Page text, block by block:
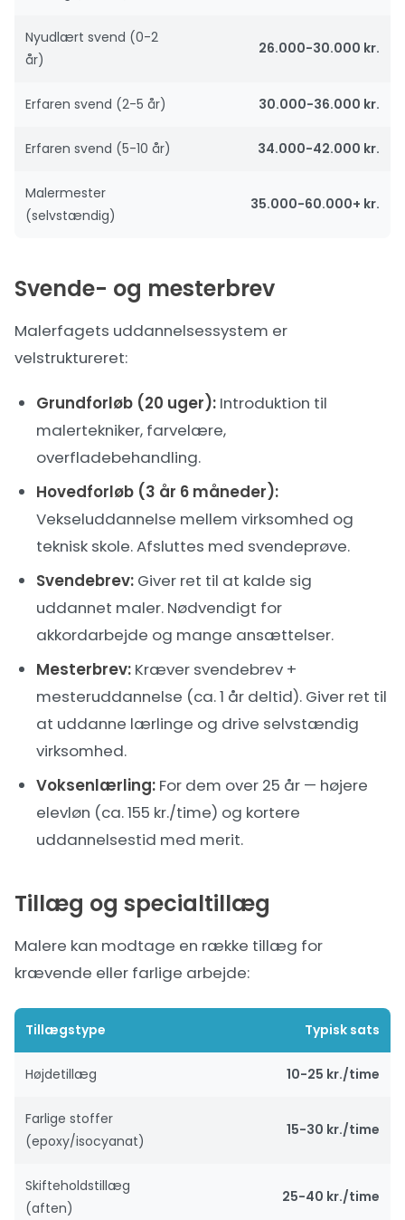
Nyudlært svend (0-2
år)
26.000-30.000 kr.
Erfaren svend (2-5 år) 30.000-36.000 kr.
Erfaren svend (5-10 år) 34.000-42.000 kr.
Malermester
(selvstændig)
35.000-60.000+ kr.
Svende- og mesterbrev
Malerfagets uddannelsessystem er
velstruktureret:
Grundforløb (20 uger): Introduktion til
malertekniker, farvelære,
overfladebehandling.
Hovedforløb (3 år 6 måneder):
Vekseluddannelse mellem virksomhed og
teknisk skole. Afsluttes med svendeprøve.
Svendebrev: Giver ret til at kalde sig
uddannet maler. Nødvendigt for
akkordarbejde og mange ansættelser.
Mesterbrev: Kræver svendebrev +
mesteruddannelse (ca. 1 år deltid). Giver ret til
at uddanne lærlinge og drive selvstændig
virksomhed.
Voksenlærling: For dem over 25 år — højere
elevløn (ca. 155 kr./time) og kortere
uddannelsestid med merit.
Tillæg og specialtillæg
Malere kan modtage en række tillæg for
krævende eller farlige arbejde:
Tillægstype Typisk sats
Højdetillæg 10-25 kr./time
Farlige stoffer
(epoxy/isocyanat)
15-30 kr./time
Skifteholdstillæg
(aften)
25-40 kr./time